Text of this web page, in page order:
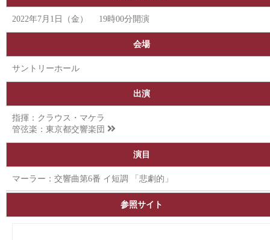
2022年7月1日（金） 19時00分開演
会場
サントリーホール
出演
指揮：クラウス・マケラ
管弦楽： 東京都交響楽団
演目
マーラー：交響曲第6番 イ短調 「悲劇的」
参照サイト